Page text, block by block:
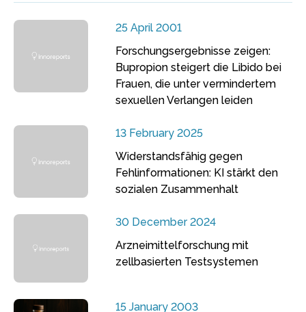
25 April 2001
Forschungsergebnisse zeigen:
Bupropion steigert die Libido bei
Frauen, die unter vermindertem
sexuellen Verlangen leiden
13 February 2025
Widerstandsfähig gegen
Fehlinformationen: KI stärkt den
sozialen Zusammenhalt
30 December 2024
Arzneimittelforschung mit
zellbasierten Testsystemen
15 January 2003